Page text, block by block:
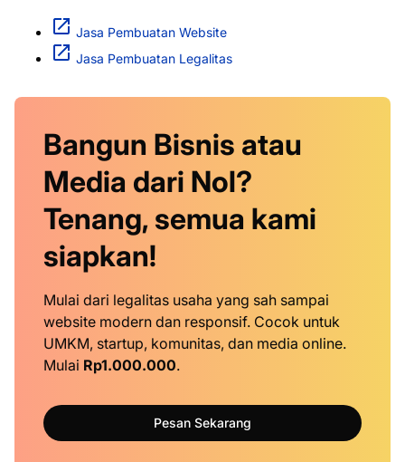
Jasa Pembuatan Website
Jasa Pembuatan Legalitas
Bangun Bisnis atau
Media dari Nol?
Tenang, semua kami
siapkan!
Mulai dari legalitas usaha yang sah sampai
website modern dan responsif. Cocok untuk
UMKM, startup, komunitas, dan media online.
Mulai Rp1.000.000.
Pesan Sekarang